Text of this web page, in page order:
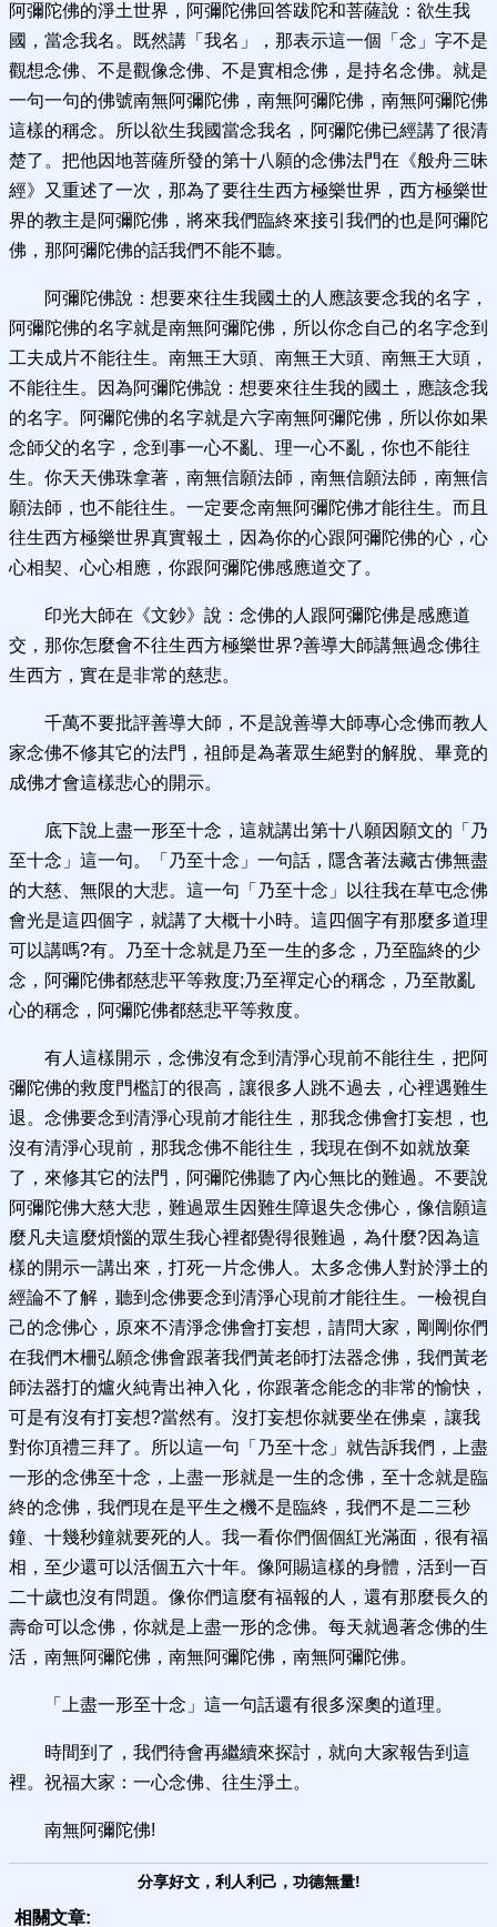
阿彌陀佛的淨土世界，阿彌陀佛回答跋陀和菩薩說：欲生我
國，當念我名。既然講「我名」，那表示這一個「念」字不是
觀想念佛、不是觀像念佛、不是實相念佛，是持名念佛。就是
一句一句的佛號南無阿彌陀佛，南無阿彌陀佛，南無阿彌陀佛
這樣的稱念。所以欲生我國當念我名，阿彌陀佛已經講了很清
楚了。把他因地菩薩所發的第十八願的念佛法門在《般舟三昧
經》又重述了一次，那為了要往生西方極樂世界，西方極樂世
界的教主是阿彌陀佛，將來我們臨終來接引我們的也是阿彌陀
佛，那阿彌陀佛的話我們不能不聽。
阿彌陀佛說：想要來往生我國土的人應該要念我的名字，
阿彌陀佛的名字就是南無阿彌陀佛，所以你念自己的名字念到
工夫成片不能往生。南無王大頭、南無王大頭、南無王大頭，
不能往生。因為阿彌陀佛說：想要來往生我的國土，應該念我
的名字。阿彌陀佛的名字就是六字南無阿彌陀佛，所以你如果
念師父的名字，念到事一心不亂、理一心不亂，你也不能往
生。你天天佛珠拿著，南無信願法師，南無信願法師，南無信
願法師，也不能往生。一定要念南無阿彌陀佛才能往生。而且
往生西方極樂世界真實報土，因為你的心跟阿彌陀佛的心，心
心相契、心心相應，你跟阿彌陀佛感應道交了。
印光大師在《文鈔》說：念佛的人跟阿彌陀佛是感應道
交，那你怎麼會不往生西方極樂世界?善導大師講無過念佛往
生西方，實在是非常的慈悲。
千萬不要批評善導大師，不是說善導大師專心念佛而教人
家念佛不修其它的法門，祖師是為著眾生絕對的解脫、畢竟的
成佛才會這樣悲心的開示。
底下說上盡一形至十念，這就講出第十八願因願文的「乃
至十念」這一句。「乃至十念」一句話，隱含著法藏古佛無盡
的大慈、無限的大悲。這一句「乃至十念」以往我在草屯念佛
會光是這四個字，就講了大概十小時。這四個字有那麼多道理
可以講嗎?有。乃至十念就是乃至一生的多念，乃至臨終的少
念，阿彌陀佛都慈悲平等救度;乃至禪定心的稱念，乃至散亂
心的稱念，阿彌陀佛都慈悲平等救度。
有人這樣開示，念佛沒有念到清淨心現前不能往生，把阿
彌陀佛的救度門檻訂的很高，讓很多人跳不過去，心裡遇難生
退。念佛要念到清淨心現前才能往生，那我念佛會打妄想，也
沒有清淨心現前，那我念佛不能往生，我現在倒不如就放棄
了，來修其它的法門，阿彌陀佛聽了內心無比的難過。不要說
阿彌陀佛大慈大悲，難過眾生因難生障退失念佛心，像信願這
麼凡夫這麼煩惱的眾生我心裡都覺得很難過，為什麼?因為這
樣的開示一講出來，打死一片念佛人。太多念佛人對於淨土的
經論不了解，聽到念佛要念到清淨心現前才能往生。一檢視自
己的念佛心，原來不清淨念佛會打妄想，請問大家，剛剛你們
在我們木柵弘願念佛會跟著我們黃老師打法器念佛，我們黃老
師法器打的爐火純青出神入化，你跟著念能念的非常的愉快，
可是有沒有打妄想?當然有。沒打妄想你就要坐在佛桌，讓我
對你頂禮三拜了。所以這一句「乃至十念」就告訴我們，上盡
一形的念佛至十念，上盡一形就是一生的念佛，至十念就是臨
終的念佛，我們現在是平生之機不是臨終，我們不是二三秒
鐘、十幾秒鐘就要死的人。我一看你們個個紅光滿面，很有福
相，至少還可以活個五六十年。像阿賜這樣的身體，活到一百
二十歲也沒有問題。像你們這麼有福報的人，還有那麼長久的
壽命可以念佛，你就是上盡一形的念佛。每天就過著念佛的生
活，南無阿彌陀佛，南無阿彌陀佛，南無阿彌陀佛。
「上盡一形至十念」這一句話還有很多深奧的道理。
時間到了，我們待會再繼續來探討，就向大家報告到這
裡。祝福大家：一心念佛、往生淨土。
南無阿彌陀佛!
分享好文，利人利己，功德無量!
相關文章: